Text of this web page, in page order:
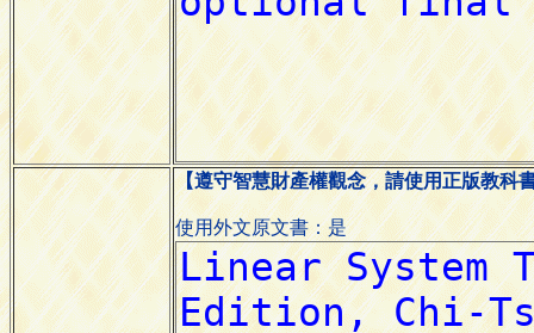
【遵守智慧財產權觀念，請使用正版教科
使用外文原文書：是